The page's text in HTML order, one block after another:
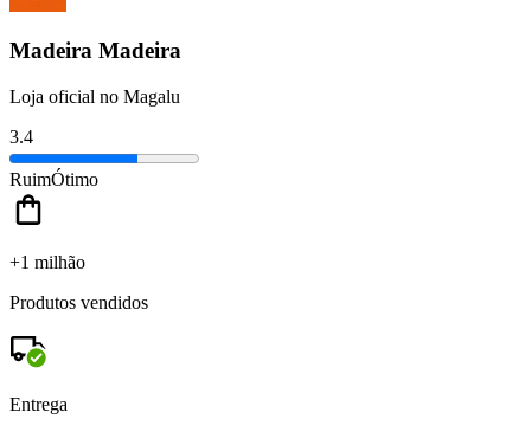
Madeira Madeira
Loja oficial no Magalu
3.4
RuimÓtimo
+1 milhão
Produtos vendidos
Entrega